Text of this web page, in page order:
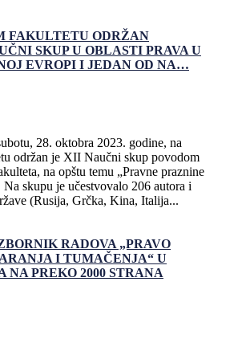
FAKULTETU ODRŽAN
SKUP U OBLASTI PRAVA U
EVROPI I JEDAN OD NA…
28. oktobra 2023. godine, na
održan je XII Naučni skup povodom
na opštu temu „Pravne praznine
Na skupu je učestvovalo 206 autora i
(Rusija, Grčka, Kina, Italija...
RADOVA „PRAVO
I TUMAČENJA“ U
NA PREKO 2000 STRANA